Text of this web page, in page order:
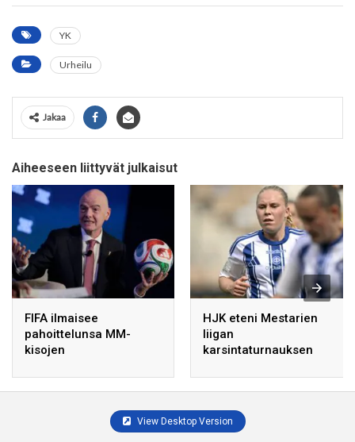
YK
Urheilu
Jakaa
Aiheeseen liittyvät julkaisut
FIFA ilmaisee
pahoittelunsa MM-
kisojen
vahvistaa tukensa
HJK eteni Mestarien
liigan
karsintaturnauksen
finaalissa vastassa PSV
View Desktop Version